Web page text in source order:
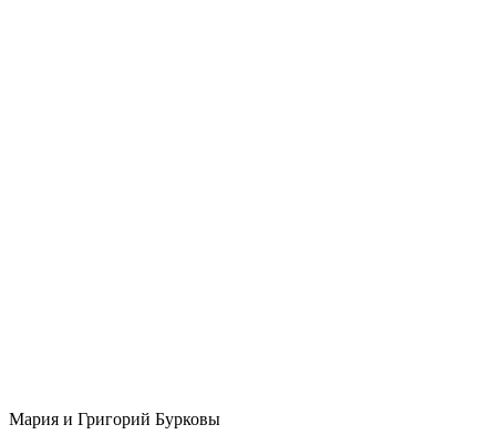
Мария и Григорий Бурковы